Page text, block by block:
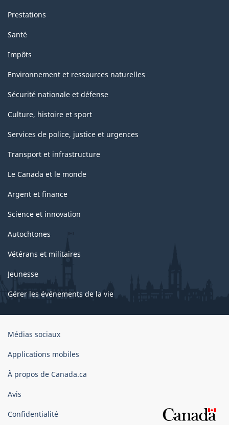
Prestations
Santé
Impôts
Environnement et ressources naturelles
Sécurité nationale et défense
Culture, histoire et sport
Services de police, justice et urgences
Transport et infrastructure
Le Canada et le monde
Argent et finance
Science et innovation
Autochtones
Vétérans et militaires
Jeunesse
Gérer les événements de la vie
Organisation
gouvernement
Canada
Médias sociaux
Applications mobiles
Ã propos de Canada.ca
Avis
Confidentialité